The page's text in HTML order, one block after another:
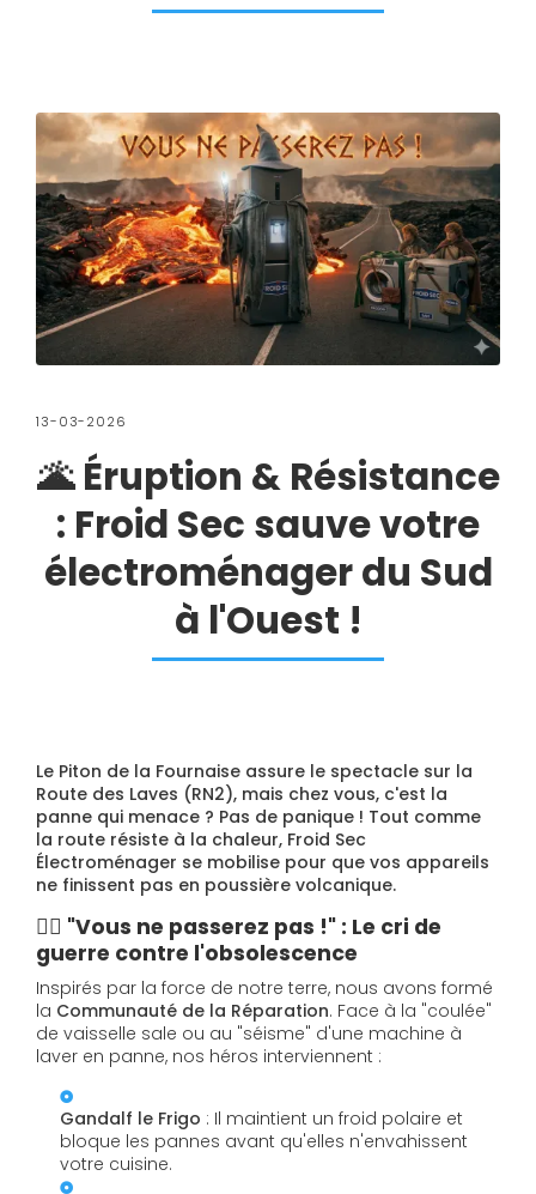
13-03-2026
🌋 Éruption & Résistance
: Froid Sec sauve votre
électroménager du Sud
à l'Ouest !
Le Piton de la Fournaise assure le spectacle sur la
Route des Laves (RN2), mais chez vous, c'est la
panne qui menace ? Pas de panique ! Tout comme
la route résiste à la chaleur, Froid Sec
Électroménager se mobilise pour que vos appareils
ne finissent pas en poussière volcanique.
🧙‍♂️ "Vous ne passerez pas !" : Le cri de
guerre contre l'obsolescence
Inspirés par la force de notre terre, nous avons formé
la Communauté de la Réparation. Face à la "coulée"
de vaisselle sale ou au "séisme" d'une machine à
laver en panne, nos héros interviennent :
Gandalf le Frigo : Il maintient un froid polaire et
bloque les pannes avant qu'elles n'envahissent
votre cuisine.